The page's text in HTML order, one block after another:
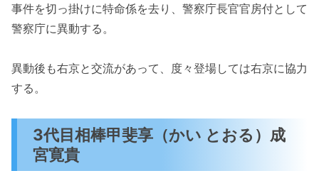
事件を切っ掛けに特命係を去り、警察庁長官官房付として
警察庁に異動する。
異動後も右京と交流があって、度々登場しては右京に協力
する。
3代目相棒甲斐享（かい とおる）成
宮寛貴